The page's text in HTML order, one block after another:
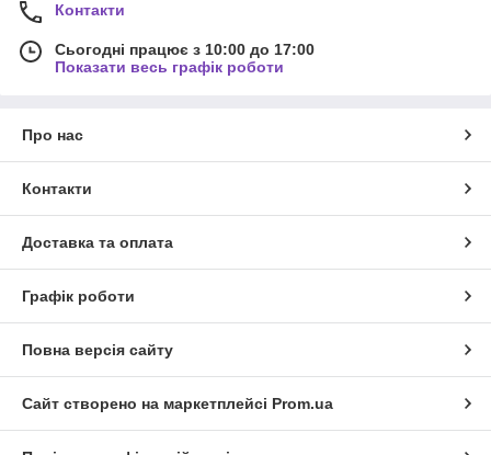
Контакти
Сьогодні працює з 10:00 до 17:00
Показати весь графік роботи
Про нас
Контакти
Доставка та оплата
Графік роботи
Повна версія сайту
Сайт створено на маркетплейсі Prom.ua